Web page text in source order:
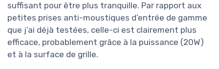
suffisant pour être plus tranquille. Par rapport aux
petites prises anti-moustiques d’entrée de gamme
que j’ai déjà testées, celle-ci est clairement plus
efficace, probablement grâce à la puissance (20W)
et à la surface de grille.